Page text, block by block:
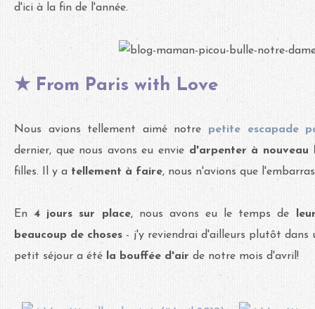
d'ici à la fin de l'année.
★ From Paris with Love
Nous avions tellement aimé notre petite escapade
dernier, que nous avons eu envie d'arpenter à nouveau
filles. Il y a tellement à faire, nous n'avions que
En4 jours sur place, nous avons eu le temps de
beaucoup de choses - j'y reviendrai d'ailleurs plutôt dans
petit séjour a été
la bouffée d'air de notre mois d'avril!